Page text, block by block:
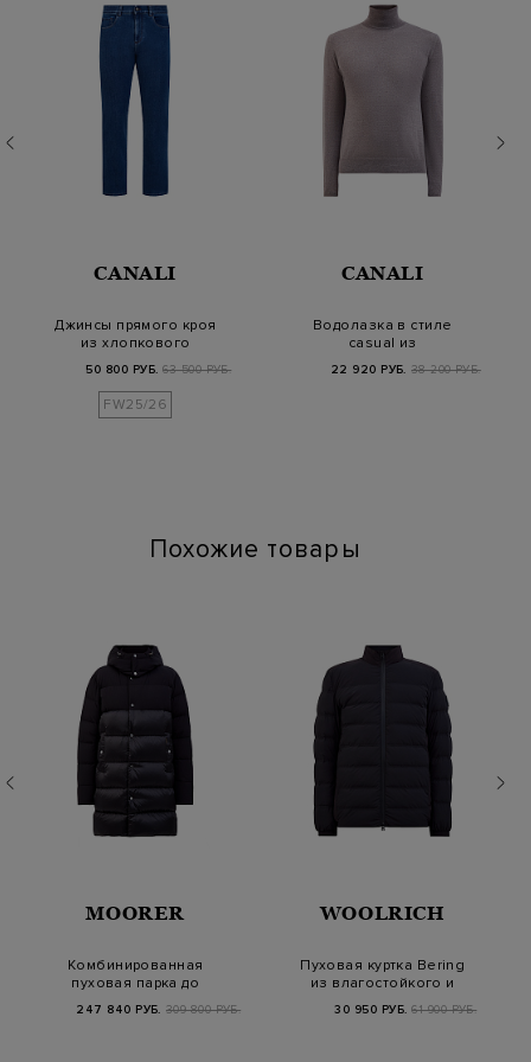
CANALI
Джинсы прямого кроя
из хлопкового
денима и кашемира
50 800 РУБ. 63 500 РУБ.
FW25/26
CANALI
Водолазка в стиле
casual из
меланжевой
шерстяной ткани
22 920 РУБ. 38 200 РУБ.
Похожие товары
MOORER
Комбинированная
пуховая парка до
капю…
247 840 РУБ. 309 800 РУБ.
WOOLRICH
Пуховая куртка Bering
из влагостойкого и
30 950 РУБ. 61 900 РУБ.